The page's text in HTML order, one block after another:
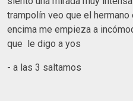
trampolín veo que el
encima me empieza a
que le digo a yos
- a las 3 saltamos